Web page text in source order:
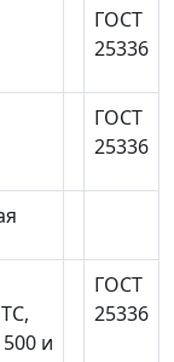
ГОСТ
25336
ГОСТ
25336
и
ГОСТ
25336